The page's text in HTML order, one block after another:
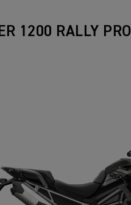
1200 RALLY PRO